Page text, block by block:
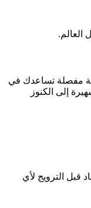
مفصلة تساعدك في
إلى الكنوز
قبل الترويج لأي